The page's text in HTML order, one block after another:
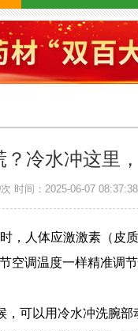
冷水冲这里
时间：2025-06-07 08:37:38
，人体应激激素（皮
空调温度一样精准调
，可以用冷水冲洗腕